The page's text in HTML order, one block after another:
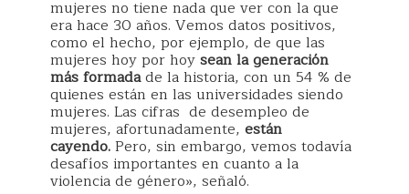
mujeres no tiene nada que ver con la que
era hace 30 años. Vemos datos positivos,
como el hecho, por ejemplo, de que las
mujeres hoy por hoysean la generación
más formadade la historia, con un 54 % de
quienes están en las universidades siendo
mujeres. Las cifras de desempleo de
mujeres, afortunadamente, están
cayendo.Pero, sin embargo, vemos todavía
desafíos importantes en cuanto a la
violencia de género», señaló.